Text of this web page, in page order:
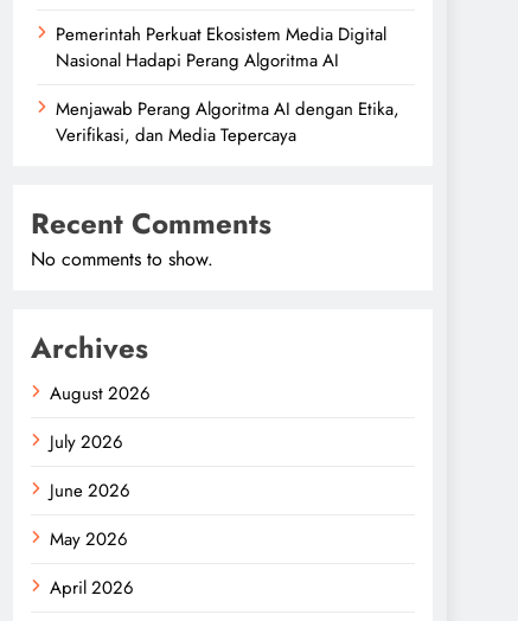
Pemerintah Perkuat Ekosistem Media Digital
Nasional Hadapi Perang Algoritma AI
Menjawab Perang Algoritma AI dengan Etika,
Verifikasi, dan Media Tepercaya
Recent Comments
No comments to show.
Archives
August 2026
July 2026
June 2026
May 2026
April 2026